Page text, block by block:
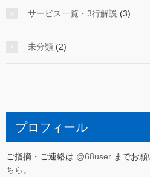
サービス一覧・3行解説 (3)
未分類 (2)
プロフィール
ご指摘・ご連絡は @68user までお
ちら。